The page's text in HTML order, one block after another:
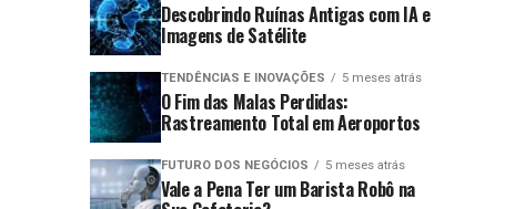
Descobrindo Ruínas Antigas com IA e
Imagens de Satélite
TENDÊNCIAS E INOVAÇÕES 5 meses atrás
O Fim das Malas Perdidas:
Rastreamento Total em Aeroportos
FUTURO DOS NEGÓCIOS 5 meses atrás
Vale a Pena Ter um Barista Robô na